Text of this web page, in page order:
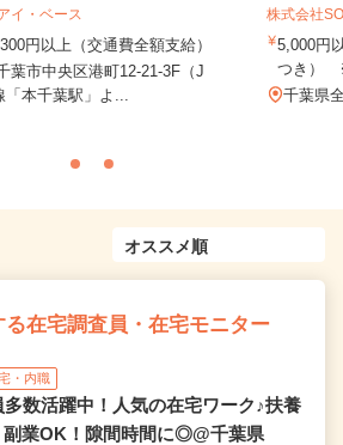
イ・ベース
円以上（交通費全額支給）
葉市中央区港町12-21-3F（J
「本千葉駅」よ...
株式会社
5,000円
つき）
千葉県
在宅調査員・在宅モニター
・内職
数活躍中！人気の在宅ワーク♪扶養
副業OK！隙間時間に◎@千葉県